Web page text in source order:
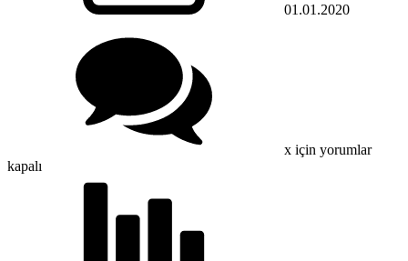
01.01.2020
x için yorumlar
kapalı